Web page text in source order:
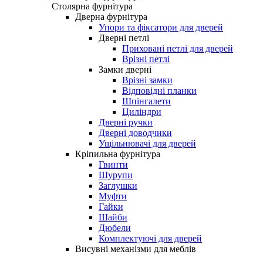
Столярна фурнітура
Дверна фурнітура
Упори та фіксатори для дверей
Дверні петлі
Приховані петлі для дверей
Врізні петлі
Замки дверні
Врізні замки
Відповідні планки
Шпінгалети
Циліндри
Дверні ручки
Дверні доводчики
Ущільнювачі для дверей
Кріпильна фурнітура
Гвинти
Шурупи
Заглушки
Муфти
Гайки
Шайби
Дюбели
Комплектуючі для дверей
Висувні механізми для меблів